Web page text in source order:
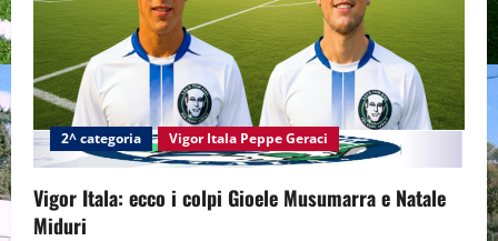
t
i
o
n
2^ categoria Vigor Itala Peppe Geraci
Vigor Itala: ecco i colpi Gioele Musumarra e Natale
Miduri